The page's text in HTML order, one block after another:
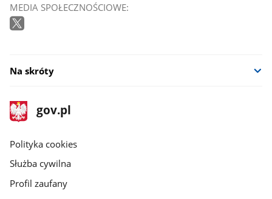
MEDIA SPOŁECZNOŚCIOWE:
Na skróty
stopka
gov.pl
Strona
gov.pl
gov.pl
Polityka cookies
Służba cywilna
Profil zaufany